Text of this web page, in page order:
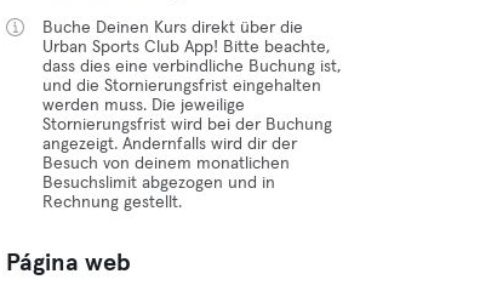
Buche Deinen Kurs direkt über die
Urban Sports Club App! Bitte beachte,
dass dies eine verbindliche Buchung ist,
und die Stornierungsfrist eingehalten
werden muss. Die jeweilige
Stornierungsfrist wird bei der Buchung
angezeigt. Andernfalls wird dir der
Besuch von deinem monatlichen
Besuchslimit abgezogen und in
Rechnung gestellt.
Página web